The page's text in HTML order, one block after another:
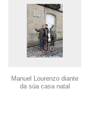
Manuel Lourenzo diante
da súa casa natal